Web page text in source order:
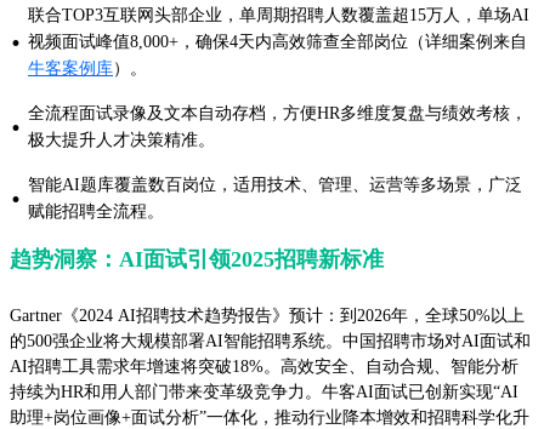
·
联合TOP3互联网头部企业，单周期招聘人数覆盖超15万人，单场AI
视频面试峰值8,000+，确保4天内高效筛查全部岗位（详细案例来自
牛客案例库）。
· 全流程面试录像及文本自动存档，方便HR多维度复盘与绩效考核，
极大提升人才决策精准。
· 智能AI题库覆盖数百岗位，适用技术、管理、运营等多场景，广泛
赋能招聘全流程。
趋势洞察：AI面试引领2025招聘新标准
Gartner《2024 AI招聘技术趋势报告》预计：到2026年，全球50%以上
的500强企业将大规模部署AI智能招聘系统。中国招聘市场对AI面试和
AI招聘工具需求年增速将突破18%。高效安全、自动合规、智能分析
持续为HR和用人部门带来变革级竞争力。牛客AI面试已创新实现“AI
助理+岗位画像+面试分析”一体化，推动行业降本增效和招聘科学化升